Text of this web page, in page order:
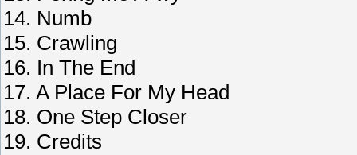
14. Numb
15. Crawling
16. In The End
17. A Place For My Head
18. One Step Closer
19. Credits